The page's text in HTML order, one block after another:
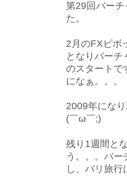
第29回バー
た。
2月のFXピボ
となりバー
のスタートで
になぁ。。。
2009年にな
(￣ω￣;)
残り1週間と
う。。。バ
し、バリ旅